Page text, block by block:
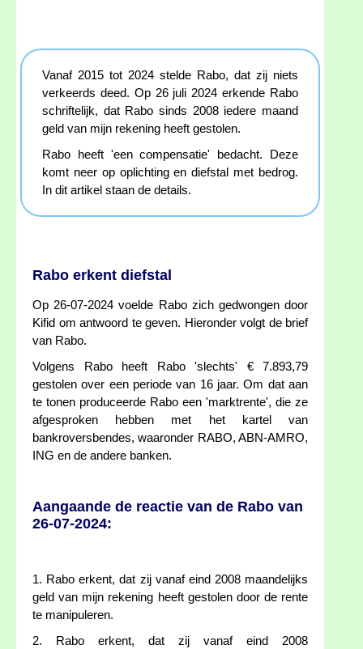
Vanaf 2015 tot 2024 stelde Rabo, dat zij niets
verkeerds deed. Op 26 juli 2024 erkende Rabo
schriftelijk, dat Rabo sinds 2008 iedere maand
geld van mijn rekening heeft gestolen.
Rabo heeft 'een compensatie' bedacht. Deze
komt neer op oplichting en diefstal met bedrog.
In dit artikel staan de details.
Rabo erkent diefstal
Op 26-07-2024 voelde Rabo zich gedwongen door
Kifid om antwoord te geven. Hieronder volgt de brief
van Rabo.
Volgens Rabo heeft Rabo 'slechts' € 7.893,79
gestolen over een periode van 16 jaar. Om dat aan
te tonen produceerde Rabo een 'marktrente', die ze
afgesproken hebben met het kartel van
bankroversbendes, waaronder RABO, ABN-AMRO,
ING en de andere banken.
Aangaande de reactie van de Rabo van
26-07-2024:
1. Rabo erkent, dat zij vanaf eind 2008 maandelijks
geld van mijn rekening heeft gestolen door de rente
te manipuleren.
2. Rabo erkent, dat zij vanaf eind 2008